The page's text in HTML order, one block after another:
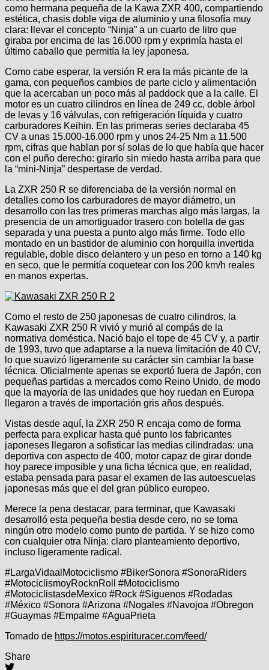
como hermana pequeña de la Kawa ZXR 400, compartiendo
estética, chasis doble viga de aluminio y una filosofía muy
clara: llevar el concepto “Ninja” a un cuarto de litro que
giraba por encima de las 16.000 rpm y exprimía hasta el
último caballo que permitía la ley japonesa.
Como cabe esperar, la versión R era la más picante de la
gama, con pequeños cambios de parte ciclo y alimentación
que la acercaban un poco más al paddock que a la calle.​ El
motor es un cuatro cilindros en línea de 249 cc, doble árbol
de levas y 16 válvulas, con refrigeración líquida y cuatro
carburadores Keihin. En las primeras series declaraba 45
CV a unas 15.000‑16.000 rpm y unos 24‑25 Nm a 11.500
rpm, cifras que hablan por sí solas de lo que había que hacer
con el puño derecho: girarlo sin miedo hasta arriba para que
la “mini‑Ninja” despertase de verdad.
La ZXR 250 R se diferenciaba de la versión normal en
detalles como los carburadores de mayor diámetro, un
desarrollo con las tres primeras marchas algo más largas, la
presencia de un amortiguador trasero con botella de gas
separada y una puesta a punto algo más firme. Todo ello
montado en un bastidor de aluminio con horquilla invertida
regulable, doble disco delantero y un peso en torno a 140 kg
en seco, que le permitía coquetear con los 200 km/h reales
en manos expertas.​
Como el resto de 250 japonesas de cuatro cilindros, la
Kawasaki ZXR 250 R vivió y murió al compás de la
normativa doméstica. Nació bajo el tope de 45 CV y, a partir
de 1993, tuvo que adaptarse a la nueva limitación de 40 CV,
lo que suavizó ligeramente su carácter sin cambiar la base
técnica. Oficialmente apenas se exportó fuera de Japón, con
pequeñas partidas a mercados como Reino Unido, de modo
que la mayoría de las unidades que hoy ruedan en Europa
llegaron a través de importación gris años después.
Vistas desde aquí, la ZXR 250 R encaja como de forma
perfecta para explicar hasta qué punto los fabricantes
japoneses llegaron a sofisticar las medias cilindradas: una
deportiva con aspecto de 400, motor capaz de girar donde
hoy parece imposible y una ficha técnica que, en realidad,
estaba pensada para pasar el examen de las autoescuelas
japonesas más que el del gran público europeo.
Merece la pena destacar, para terminar, que Kawasaki
desarrolló esta pequeña bestia desde cero, no se toma
ningún otro modelo como punto de partida. Y se hizo como
con cualquier otra Ninja: claro planteamiento deportivo,
incluso ligeramente radical.
#LargaVidaalMotociclismo #BikerSonora #SonoraRiders
#MotociclismoyRocknRoll #Motociclismo
#MotociclistasdeMexico #Rock #Siguenos #Rodadas
#México #Sonora #Arizona #Nogales #Navojoa #Obregon
#Guaymas #Empalme #AguaPrieta
Tomado de https://motos.espirituracer.com/feed/
Share